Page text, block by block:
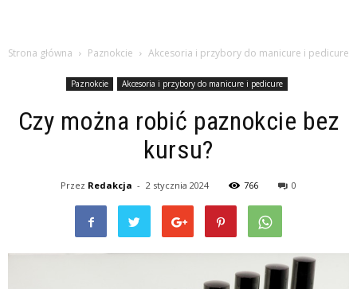
Strona główna Paznokcie Akcesoria i przybory do manicure i pedicure
Paznokcie Akcesoria i przybory do manicure i pedicure
Czy można robić paznokcie bez
kursu?
Przez Redakcja - 2 stycznia 2024 766 0